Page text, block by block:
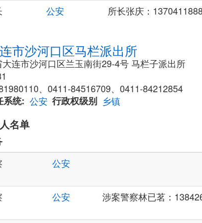
公安 所长张庆：
市沙河口区马栏派出所
连市沙河口区兰玉南街29-4号 马栏子派出所
、0411-84516709、0411-84212854
系统
公安 行政权级别 乡镇
名单
公安
公安 涉案警察林已茗：